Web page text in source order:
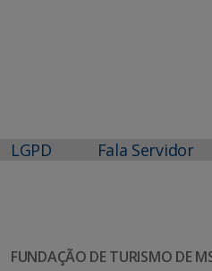
LGPD Fala Servidor
FUNDAÇÃO DE TURISMO DE